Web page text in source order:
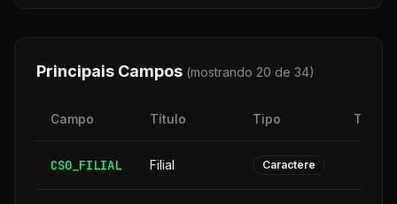
Principais Campos (mostrando 20 de 34)
Campo Título Tipo
CS0_FILIAL Filial Caractere